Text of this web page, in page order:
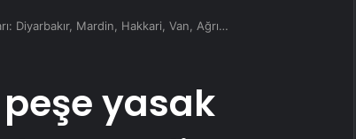
Diyarbakır, Mardin, Hakkari, Van, Ağrı…
yasak